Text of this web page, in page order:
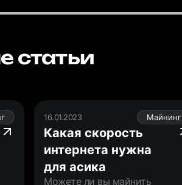
статьи
16.01.2023 Майнинг
Какая скорость
интернета нужна
для асика
Можете ли вы майнить